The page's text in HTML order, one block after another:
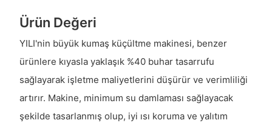
Ürün Değeri
YILI'nin büyük kumaş küçültme makinesi, benzer
ürünlere kıyasla yaklaşık %40 buhar tasarrufu
sağlayarak işletme maliyetlerini düşürür ve verimliliği
artırır. Makine, minimum su damlaması sağlayacak
şekilde tasarlanmış olup, iyi ısı koruma ve yalıtım